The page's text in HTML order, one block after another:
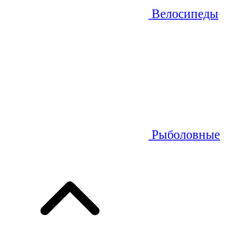
Велосипеды
Рыболовные